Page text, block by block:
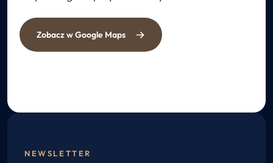
Zobacz w Google Maps
NEWSLETTER